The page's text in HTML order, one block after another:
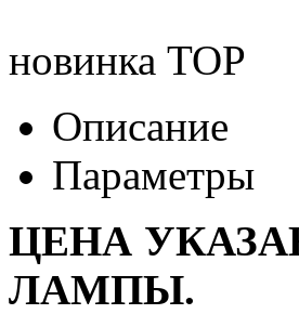
новинка TOP
Описание
Параметры
ЦЕНА
ЛАМПЫ.